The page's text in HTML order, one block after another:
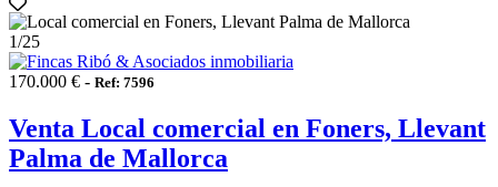
1/25
170.000 € - Ref: 7596
Venta Local comercial en Foners, Llevant
Palma de Mallorca